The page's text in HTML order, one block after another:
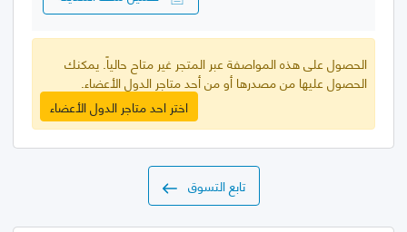
الحصول على هذه المواصفة عبر المتجر غير متاح حالياً. يمكنك
الحصول عليها من مصدرها أو من أحد متاجر الدول الأعضاء.
اختر احد متاجر الدول الأعضاء
تابع التسوق